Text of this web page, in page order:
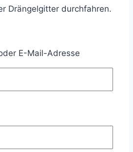
Drängelgitter durchfahren.
ich jedes Mal absteigen
diese zu passieren.
E-Mail-Adresse